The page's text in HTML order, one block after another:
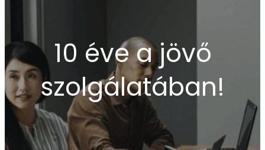
10 éve a jövő
szolgálatában!